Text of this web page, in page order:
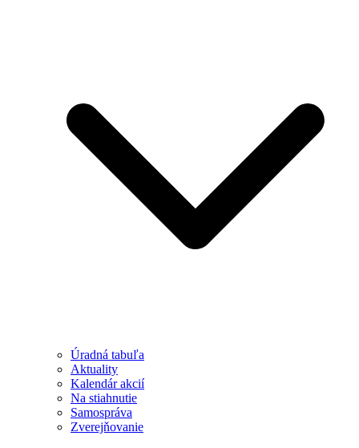
Úradná tabuľa
Aktuality
Kalendár akcií
Na stiahnutie
Samospráva
Zverejňovanie